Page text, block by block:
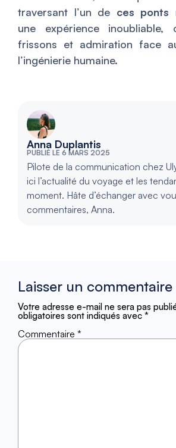
traversant l’un de ces ponts
une expérience
frissons et admiration face
l’ingénierie humaine.
Anna Duplantis
PUBLIÉ LE 6 MARS 2025
Pilote de la communication chez
ici l’actualité du voyage et les
moment. Hâte d’échanger avec
commentaires, Anna.
Laisser un commentaire
Votre adresse e-mail ne sera pas
obligatoires sont indiqués avec *
Commentaire *